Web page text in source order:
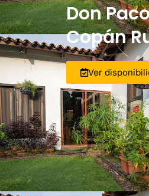
Don
Copán
Ver